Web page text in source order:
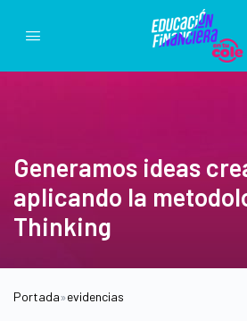
Generamos ideas
aplicando la
Thinking
Portada»evidencias